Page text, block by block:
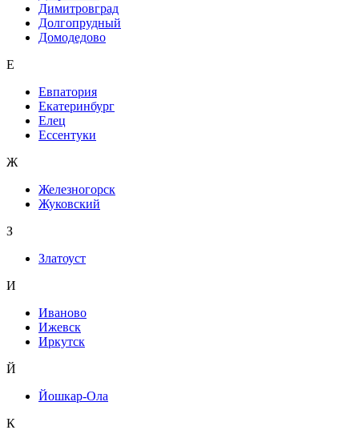
Димитровград
Долгопрудный
Домодедово
Е
Евпатория
Екатеринбург
Елец
Ессентуки
Ж
Железногорск
Жуковский
З
Златоуст
И
Иваново
Ижевск
Иркутск
Й
Йошкар-Ола
К